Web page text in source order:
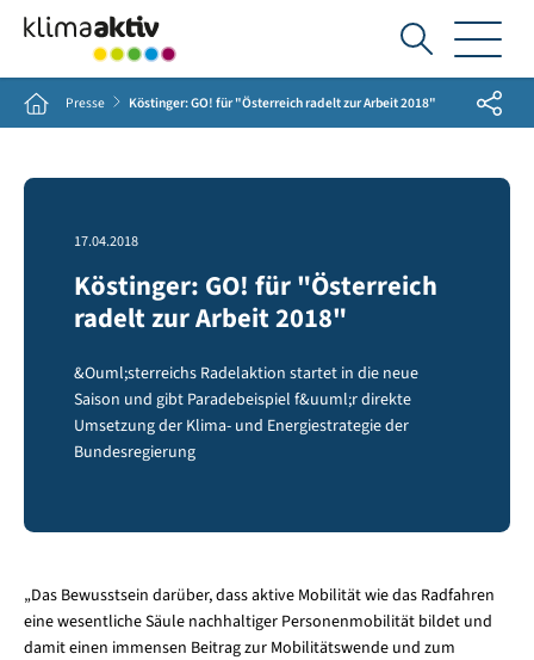
Ich
suche...
Home Presse Köstinger: GO! für "Österreich radelt zur Arbeit 2018" Share
17.04.2018
Köstinger: GO! für "Österreich
radelt zur Arbeit 2018"
&Ouml;sterreichs Radelaktion startet in die neue
Saison und gibt Paradebeispiel f&uuml;r direkte
Umsetzung der Klima- und Energiestrategie der
Bundesregierung
„Das Bewusstsein darüber, dass aktive Mobilität wie das Radfahren
eine wesentliche Säule nachhaltiger Personenmobilität bildet und
damit einen immensen Beitrag zur Mobilitätswende und zum